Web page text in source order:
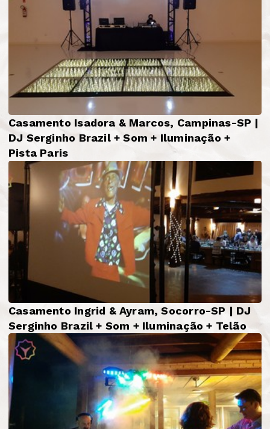
Casamento Isadora & Marcos, Campinas-SP |
DJ Serginho Brazil + Som + Iluminação +
Pista Paris
Casamento Ingrid & Ayram, Socorro-SP | DJ
Serginho Brazil + Som + Iluminação + Telão